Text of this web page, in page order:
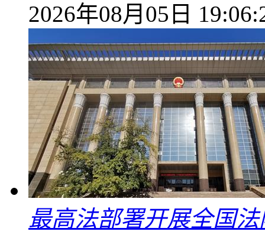
2026年08月05日
最高法部署开展全国